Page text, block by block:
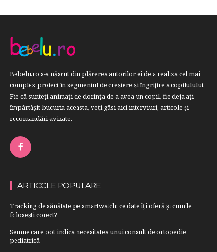
Bebelu.ro s-a născut din plăcerea autorilor ei de a realiza cel mai
complex proiect în segmentul de creştere şi îngrijire a copilulului.
Fie că sunteţi animaţi de dorinţa de a avea un copil, fie deja aţi
împărtăşit bucuria aceasta, veți găsi aici interviuri, articole şi
recomandări avizate.
ARTICOLE POPULARE
Tracking de sănătate pe smartwatch: ce date îți oferă și cum le
folosești corect?
Semne care pot indica necesitatea unui consult de ortopedie
pediatrică